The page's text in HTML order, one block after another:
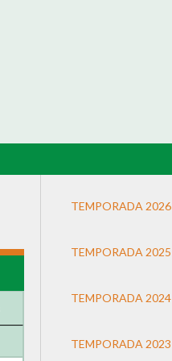
TEMPORADA 2026
TEMPORADA 2025
TEMPORADA 2024
TEMPORADA 2023